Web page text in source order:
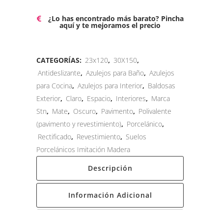
¿Lo has encontrado más barato? Pincha
aquí y te mejoramos el precio
CATEGORÍAS: 23x120, 30X150,
Antideslizante, Azulejos para Baño, Azulejos
para Cocina, Azulejos para Interior, Baldosas
Exterior, Claro, Espacio, Interiores, Marca
Stn, Mate, Oscuro, Pavimento, Polivalente
(pavimento y revestimiento), Porcelánico,
Rectificado, Revestimiento, Suelos
Porcelánicos Imitación Madera
Descripción
Información Adicional